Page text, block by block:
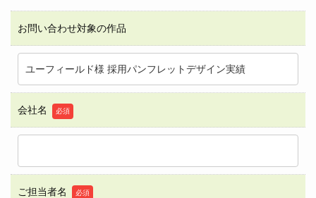
お問い合わせ対象の作品
会社名 必須
ご担当者名 必須